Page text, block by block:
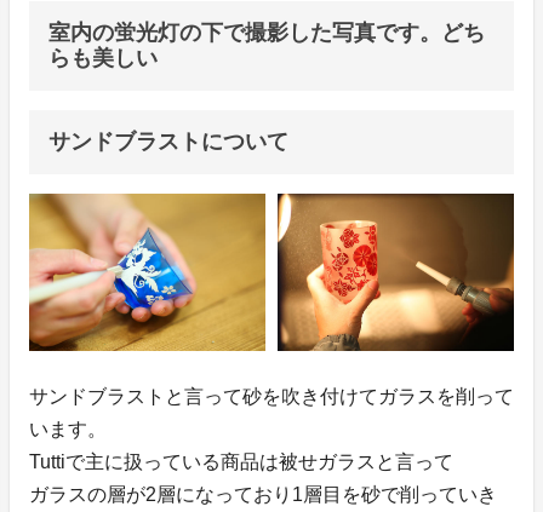
室内の蛍光灯の下で撮影した写真です。どち
らも美しい
サンドブラストについて
サンドブラストと言って砂を吹き付けてガラスを削って
います。
Tuttiで主に扱っている商品は被せガラスと言って
ガラスの層が2層になっており1層目を砂で削っていき